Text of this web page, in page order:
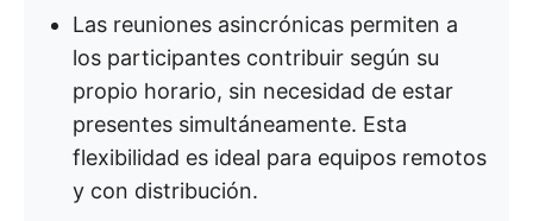
Las reuniones asincrónicas permiten a
los participantes contribuir según su
propio horario, sin necesidad de estar
presentes simultáneamente. Esta
flexibilidad es ideal para equipos remotos
y con distribución.